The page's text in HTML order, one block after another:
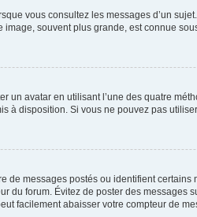
vous consultez les messages d’un
souvent plus grande, est connue
un avatar en utilisant l’une des quatre
disposition. Si vous ne pouvez pas
de messages postés ou identifient
du forum. Évitez de poster des
facilement abaisser votre compteur de